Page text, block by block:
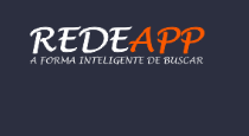
Procurar: